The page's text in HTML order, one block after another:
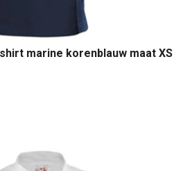
marine korenblauw maat XS